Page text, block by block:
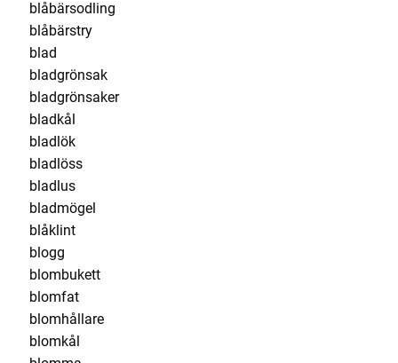
blåbärsodling
blåbärstry
blad
bladgrönsak
bladgrönsaker
bladkål
bladlök
bladlöss
bladlus
bladmögel
blåklint
blogg
blombukett
blomfat
blomhållare
blomkål